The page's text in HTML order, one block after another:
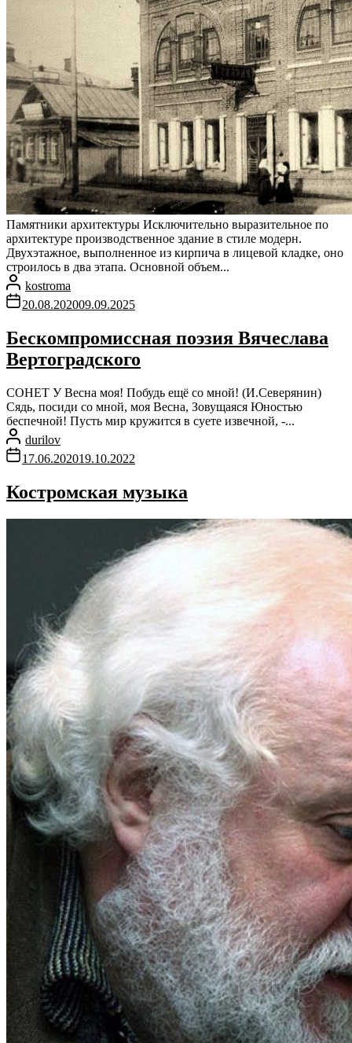
Памятники архитектуры Исключительно выразительное по
архитектуре производственное здание в стиле модерн.
Двухэтажное, выполненное из кирпича в лицевой кладке, оно
строилось в два этапа. Основной объем...
kostroma
20.08.202009.09.2025
Бескомпромиссная поэзия Вячеслава
Вертоградского
СОНЕТ У Весна моя! Побудь ещё со мной! (И.Северянин)
Сядь, посиди со мной, моя Весна, Зовущаяся Юностью
беспечной! Пусть мир кружится в суете извечной, -...
durilov
17.06.202019.10.2022
Костромская музыка